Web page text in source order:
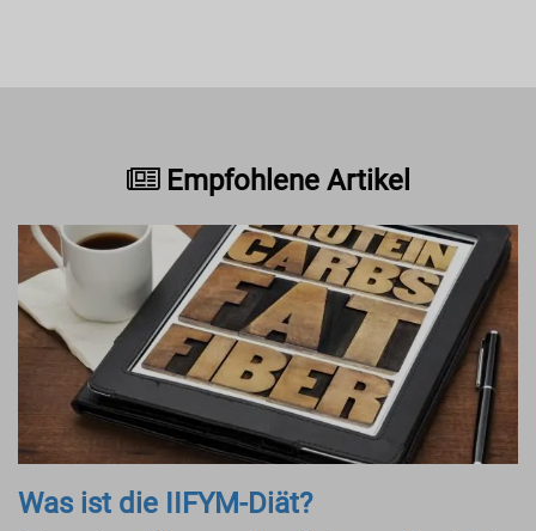
Empfohlene Artikel
Was ist die IIFYM-Diät?